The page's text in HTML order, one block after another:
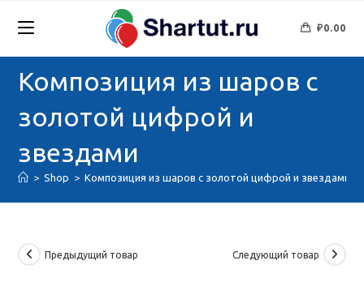
₽0.00
Композиция из шаров с
золотой цифрой и
звездами
> Shop > Композиция из шаров с золотой цифрой и звездами
Предыдущий товар Следующий товар